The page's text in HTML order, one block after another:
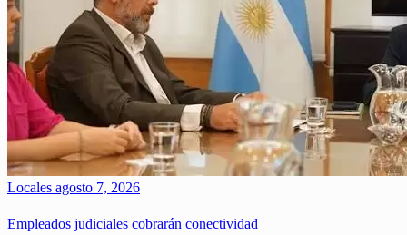
Locales agosto 7, 2026
Empleados judiciales cobrarán conectividad